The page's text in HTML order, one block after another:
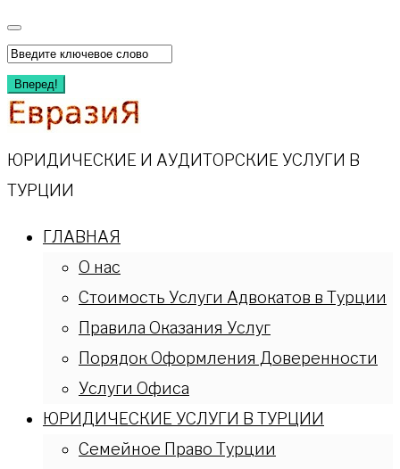
Перейти
к
содержимому
Искать:
Вперед!
ЮРИДИЧЕСКИЕ И АУДИТОРСКИЕ УСЛУГИ В
ТУРЦИИ
ГЛАВНАЯ
О нас
Стоимость Услуги Адвокатов в Турции
Правила Оказания Услуг
Порядок Оформления Доверенности
Услуги Офиса
ЮРИДИЧЕСКИЕ УСЛУГИ В ТУРЦИИ
Семейное Право Турции